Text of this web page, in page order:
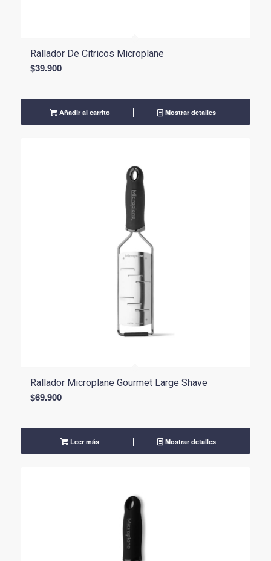
Rallador De Citricos Microplane
$39.900
Añadir al carrito Mostrar detalles
Rallador Microplane Gourmet Large Shave
$69.900
Leer más Mostrar detalles